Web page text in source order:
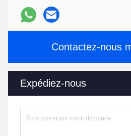
Contactez-nous
Expédiez-nous